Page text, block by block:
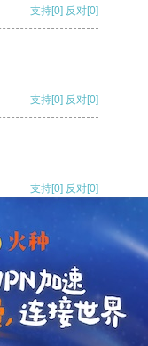
支持[0] 反对[0]
支持[0] 反对[0]
支持[0] 反对[0]
支持[0] 反对